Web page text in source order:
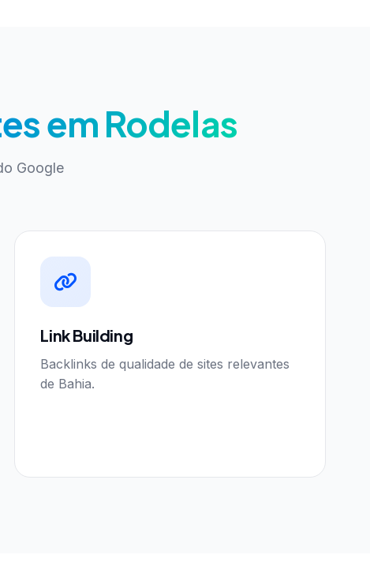
em Rodelas
Google
Link Building
Backlinks de qualidade de sites relevantes
de Bahia.